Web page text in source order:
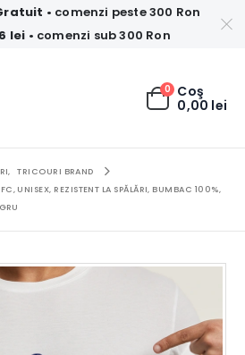
• comenzi peste 300 Ron
lei • comenzi sub 300 Ron
0 Coş
0,00 lei
,
TRICOURI BRAND
UNISEX, REZISTENT LA SPĂLĂRI, BUMBAC 100%,